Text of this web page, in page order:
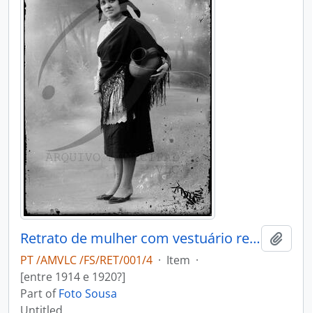
Retrato de mulher com vestuário regional
PT /AMVLC /FS/RET/001/4 · Item ·
[entre 1914 e 1920?]
Part ofFoto Sousa